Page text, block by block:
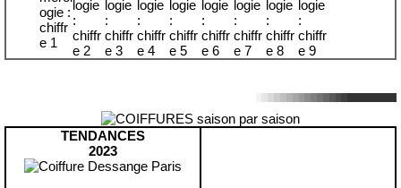
TENDANCES
2023